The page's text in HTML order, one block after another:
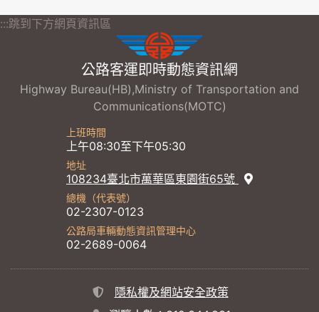
:::跳到下方網頁資訊區
公路客運即時動態資訊網
Highway Bureau(HB),Ministry of Transportation and
Communications(MOTC)
上班時間
上午08:30至下午05:30
地址
108234臺北市萬華區東園街65號
總機（代表號）
02-2307-0123
公路局車輛動態資訊管理中心
02-2689-0064
隱私權及網站安全政策